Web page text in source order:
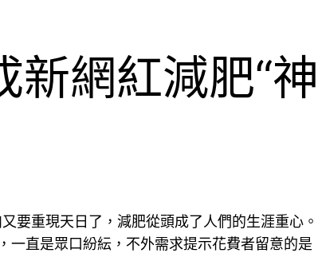
新網紅減肥“
要重現天日了，減肥從頭成了人們的生涯重心
直是眾口紛紜，不外需求提示花費者留意的